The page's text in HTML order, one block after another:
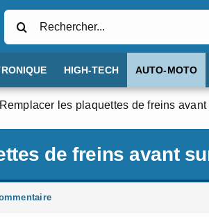
HIGH-TECH AUTO-MOTO
Remplacer les plaquettes de freins avant
de freins avant